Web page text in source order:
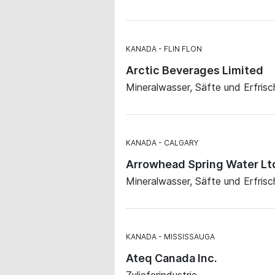
KANADA FLIN FLON
Arctic Beverages Limited
Mineralwasser, Säfte und
KANADA CALGARY
Arrowhead Spring Water
Mineralwasser, Säfte und
KANADA MISSISSAUGA
Ateq Canada Inc.